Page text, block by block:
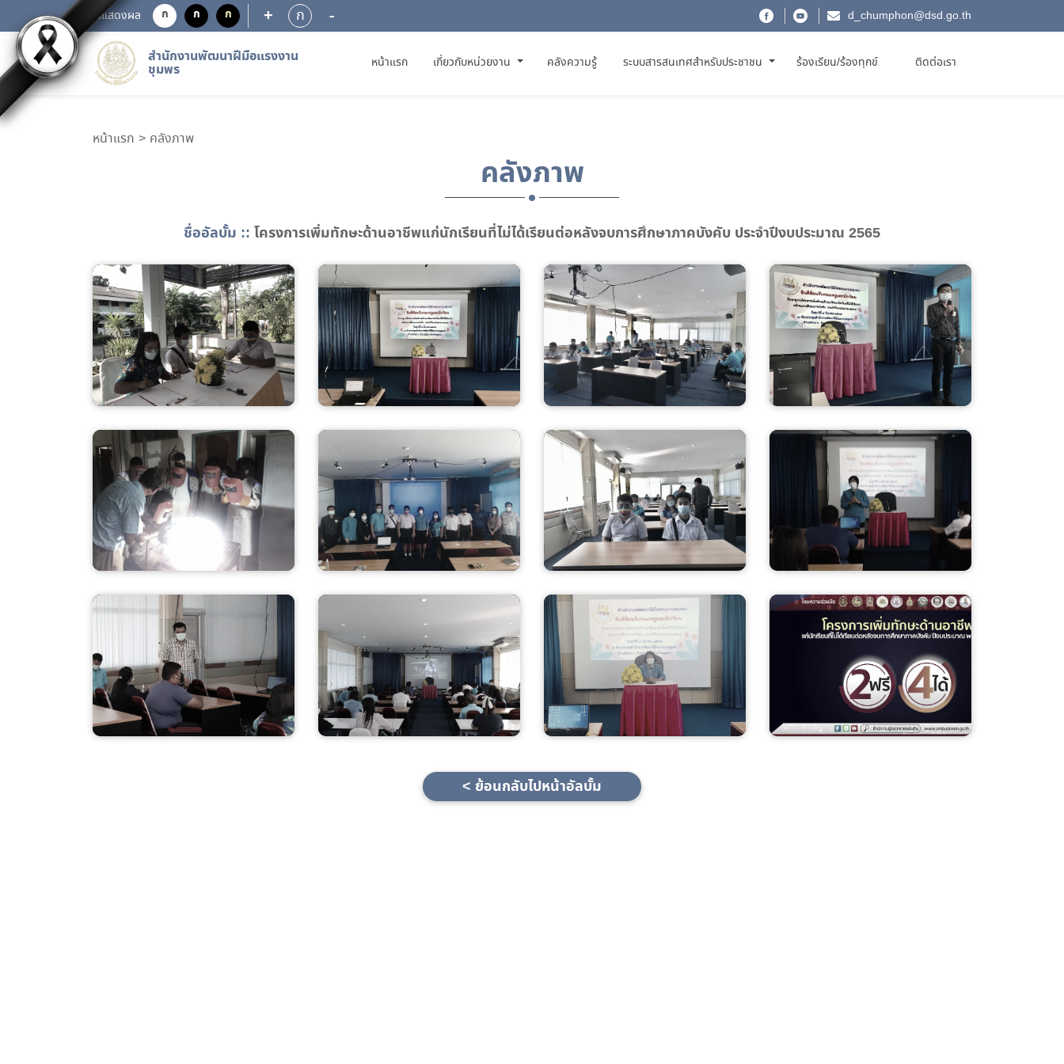
การแสดงผล ก ก ก + ก - d_chumphon@dsd.go.th
สำนักงานพัฒนาฝีมือแรงงาน
ชุมพร หน้าแรก(CURRENT)
เกี่ยวกับหน่วยงาน คลังความรู้ ระบบสารสนเทศสำหรับประชาชน ร้องเรียน/ร้องทุกข์ ติดต่อเรา
หน้าแรก คลังภาพ
คลังภาพ
ชื่ออัลบั้ม :: โครงการเพิ่มทักษะด้านอาชีพแก่นักเรียนที่ไม่ได้เรียนต่อหลังจบการศึกษาภาคบังคับ ประจำปีงบประมาณ 2565
< ย้อนกลับไปหน้าอัลบั้ม